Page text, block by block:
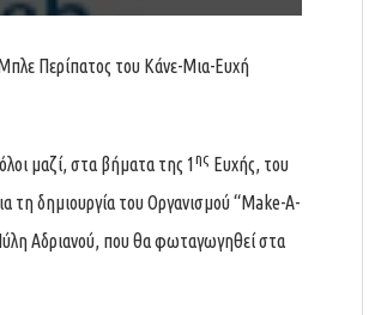
Περίπατος του Κάνε-Μια-Ευχή
μαζί, στα βήματα της 1 ης Ευχής, του
τη δημιουργία του Οργανισμού “Make-A-
Αδριανού, που θα φωταγωγηθεί στα